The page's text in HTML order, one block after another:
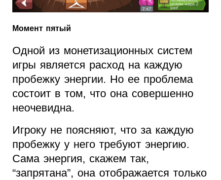
Момент пятый
Одной из монетизационных систем
игры является расход на каждую
пробежку энергии. Но ее проблема
состоит в том, что она совершенно
неочевидна.
Игроку не поясняют, что за каждую
пробежку у него требуют энергию.
Сама энергия, скажем так,
“запрятана”, она отображается только